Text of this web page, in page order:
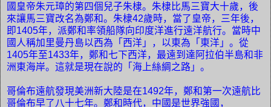
國皇帝朱元璋的第四個兒子朱棣。朱棣比馬三寶大十歲，後
來讓馬三寶改名為鄭和。朱棣42歲時，當了皇帝，三年後，
即1405年，派鄭和率領船隊向印度洋進行遠洋航行。當時中
國人稱加里曼丹島以西為「西洋」，以東為「東洋」。從
1405年至1433年，鄭和七下西洋，最遠到達阿拉伯半島和非
洲東海岸。這就是現在說的「海上絲綢之路」。
哥倫布遠航發現美洲新大陸是在1492年，鄭和第一次遠航比
哥倫布早了八十七年。鄭和時代，中國是世界強國，